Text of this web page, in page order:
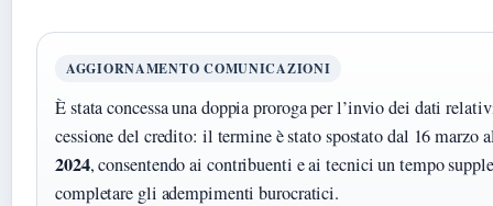
AGGIORNAMENTO COMUNICAZIONI
È stata concessa una doppia proroga per l’invio dei dati
cessione del credito: il termine è stato spostato dal 16 marzo
2024, consentendo ai contribuenti e ai tecnici un tempo
completare gli adempimenti burocratici.